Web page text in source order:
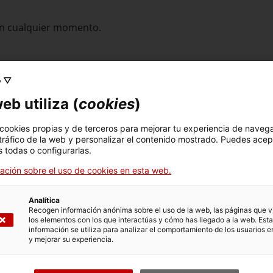
cualquier momento.
al Servicio de Ordenación Agrícola (SOA) del
buzón de correo electrónico genérico de Control de
a la dirección electrónica de la Estación de Ensayos de
y Tecnología Agraria y Alimentaria (EESPV-INIA) a Ana
), simultàniament.
para rellenar y enviar el formulario de solicitud al
▽
utiliza (cookies)
propias y de terceros para mejorar tu experiencia de
de la web y personalizar el contenido mostrado. Puedes
todas o configurarlas.
sobre el uso de cookies en esta web.
Analítica
Recogen información anónima sobre el uso de la web, las páginas que
los elementos con los que interactúas y cómo has llegado a la web. Esta
información se utiliza para analizar el comportamiento de los usuarios
y mejorar su experiencia.